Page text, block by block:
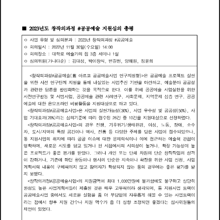
■ 2023년도 창작의과정 #공공예술 지원심의 총평
ㅇ 사업 유형 및 심 의분과 : 2023년 창작의과정 #공공예술
ㅇ 회 의일시 : 2022년 11월 30일( 수요 일) 14 : 00
ㅇ 회 의장소 : 대학로 예술가의 집 3층 세미나 1 실
ㅇ 심의위원( 가나다순) : 김대성 박이창식 변길현 양혜원 정 윤희
< 창작의과정#공공예술( 舊 아르 코 공공예술사업 연구지원 형)> 은 공공예술 프 로 젝 트 실현
을 위 한 사전 연구단계 지원을 통해 내실있는 사업추진 기 반을 마련하고 예술분야 공공성
과 관련한 담론을 활성화하는 것을 목적 으 로 한다 이를 위해 공공예술 사업실현을 위한
사전연구활동 및 시범 사업 공공예술 관련 사례연구 사회문제 지역문제 심층 연구 공공
예술에 대한 온오 프 라인 비평활동을 지원대상으 로 하고 있다
<창작의과정#공공예술사업> 은 사업의 실현가능성( 30%) , 사업 우수성 및 공공성( 50%) ,
사
업 기대 효 과( 20%) 라는 심 의기준에 따라 접수된 26건 중 10건을 지원대상으 로 선정하였다
<창작의과정#공공예술사업> 의 경우 전쟁 기후위기 /생태환경 여성 , 노 동 , 장애 소 수
자
도시 /지역의 특정 공간이나 역사 전통 등 다양한 주제를 담은 사업이 접수되었 으 나
동
지원 사업의 취지에 따라 공공 이슈에 대한 문제의식이나 이에 접근하는 예 술적 관점이
명확하며 새 로 운 시 도를 담고 있거나 현 시점에서의 시의성이 높거나 확장 가능성이
높
은
프 로 젝 트 가 좋은 평가를 받았다 그 러나 개인 또 는 단체 차원의 단순 창작작업의 성격
이 강하거나 , 기존에 하던 활동이나 행사의 단순한 지속이 나 확장을 위 한 사업 신청 , 사업
계획서의 내용이 구체적이지 않고 참여자가 확정되지 않는 등의 경우에는 좋은 평가를
받
지 못했다
<창작의과정#공공예술사업> 의 지원금액이 최대 1 000만원에 불과함에 도 불구하고 상당히
완성 도 높은 사업계획서들이 제출된 것은 매우 고 무적이라 생각되며 , 동 지원사업 트 랙이
공공예 술사업 중에서 도 새 로 운 실험을 좀 더 부담없이 자유롭게 해볼 수 있는 사업 트 랙이
라는 점에서 향후 지원 건수나 지원 액수가 좀 더 상향 조 정되면 좋겠다는 심 사위원들의
제언이 있었다